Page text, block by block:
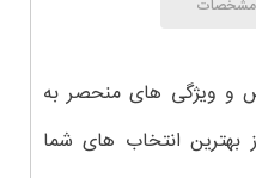
مشخصات
و ویژگی های منحصر به
انتخاب های شما